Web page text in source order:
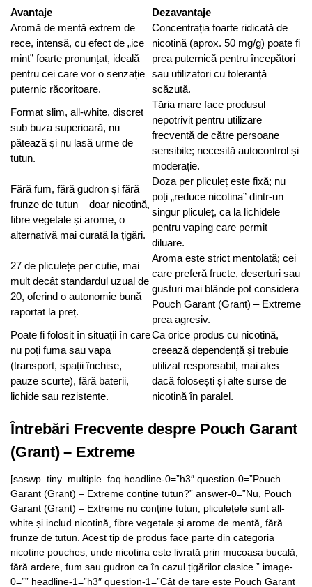
Avantaje
Dezavantaje
Aromă de mentă extrem de
rece, intensă, cu efect de „ice
mint” foarte pronunțat, ideală
pentru cei care vor o senzație
puternic răcoritoare.
Concentrația foarte ridicată de
nicotină (aprox. 50 mg/g) poate fi
prea puternică pentru începători
sau utilizatori cu toleranță
scăzută.
Format slim, all-white, discret
sub buza superioară, nu
pătează și nu lasă urme de
tutun.
Tăria mare face produsul
nepotrivit pentru utilizare
frecventă de către persoane
sensibile; necesită autocontrol și
moderație.
Fără fum, fără gudron și fără
frunze de tutun – doar nicotină,
fibre vegetale și arome, o
alternativă mai curată la țigări.
Doza per pliculeț este fixă; nu
poți „reduce nicotina” dintr-un
singur pliculeț, ca la lichidele
pentru vaping care permit
diluare.
27 de pliculețe per cutie, mai
mult decât standardul uzual de
20, oferind o autonomie bună
raportat la preț.
Aroma este strict mentolată; cei
care preferă fructe, deserturi sau
gusturi mai blânde pot considera
Pouch Garant (Grant) – Extreme
prea agresiv.
Poate fi folosit în situații în care
nu poți fuma sau vapa
(transport, spații închise,
pauze scurte), fără baterii,
lichide sau rezistente.
Ca orice produs cu nicotină,
creează dependență și trebuie
utilizat responsabil, mai ales
dacă folosești și alte surse de
nicotină în paralel.
Întrebări Frecvente despre Pouch Garant
(Grant) – Extreme
[saswp_tiny_multiple_faq headline-0=”h3″ question-0=”Pouch
Garant (Grant) – Extreme conține tutun?” answer-0=”Nu, Pouch
Garant (Grant) – Extreme nu conține tutun; pliculețele sunt all-
white și includ nicotină, fibre vegetale și arome de mentă, fără
frunze de tutun. Acest tip de produs face parte din categoria
nicotine pouches, unde nicotina este livrată prin mucoasa bucală,
fără ardere, fum sau gudron ca în cazul țigărilor clasice.” image-
0=”” headline-1=”h3″ question-1=”Cât de tare este Pouch Garant